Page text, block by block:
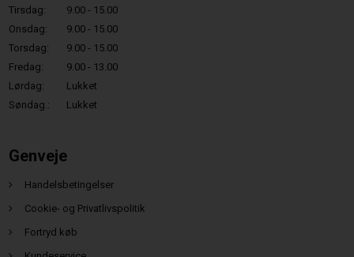
Tirsdag:
9.00 - 15.00
Onsdag:
9.00 - 15.00
Torsdag:
9.00 - 15.00
Fredag:
9.00 - 13.00
Lørdag:
Lukket
Søndag.:
Lukket
Genveje
Handelsbetingelser
Cookie- og Privatlivspolitik
Fortryd køb